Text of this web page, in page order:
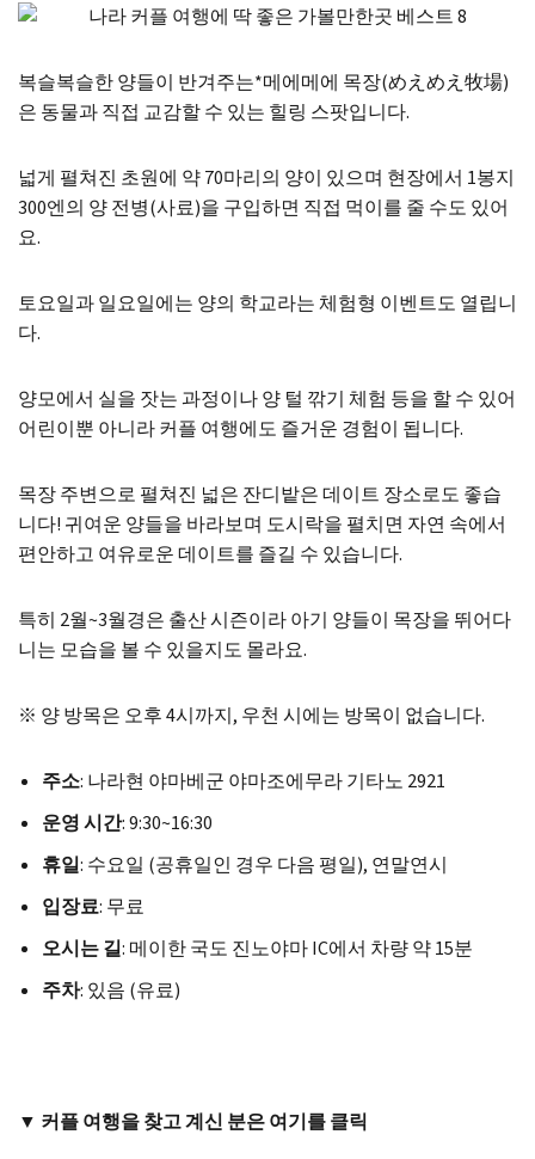
복슬복슬한 양들이 반겨주는*메에메에 목장(めえめえ牧場)
은 동물과 직접 교감할 수 있는 힐링 스팟입니다.
넓게 펼쳐진 초원에 약 70마리의 양이 있으며 현장에서 1봉지
300엔의 양 전병(사료)을 구입하면 직접 먹이를 줄 수도 있어
요.
토요일과 일요일에는 양의 학교라는 체험형 이벤트도 열립니
다.
양모에서 실을 잣는 과정이나 양 털 깎기 체험 등을 할 수 있어
어린이뿐 아니라 커플 여행에도 즐거운 경험이 됩니다.
목장 주변으로 펼쳐진 넓은 잔디밭은 데이트 장소로도 좋습
니다! 귀여운 양들을 바라보며 도시락을 펼치면 자연 속에서
편안하고 여유로운 데이트를 즐길 수 있습니다.
특히 2월~3월경은 출산 시즌이라 아기 양들이 목장을 뛰어다
니는 모습을 볼 수 있을지도 몰라요.
※ 양 방목은 오후 4시까지, 우천 시에는 방목이 없습니다.
주소: 나라현 야마베군 야마조에무라 기타노 2921
운영 시간: 9:30~16:30
휴일: 수요일 (공휴일인 경우 다음 평일), 연말연시
입장료: 무료
오시는 길: 메이한 국도 진노야마 IC에서 차량 약 15분
주차: 있음 (유료)
▼ 커플 여행을 찾고 계신 분은 여기를 클릭